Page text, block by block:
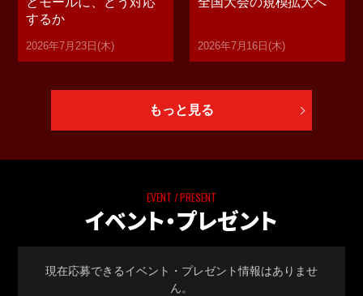
するか
2026年7月23日(木) 2026年7月16日(木)
もっと見る
イベント・プレゼント
EVENT / PRESENT
現在応募できるイベント・プレゼント情報はありませ
ん。